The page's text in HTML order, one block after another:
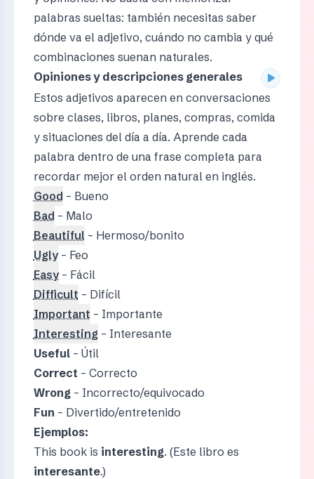
palabras sueltas: también necesitas saber
dónde va el adjetivo, cuándo no cambia y qué
combinaciones suenan naturales.
Opiniones y descripciones generales
Estos adjetivos aparecen en conversaciones
sobre clases, libros, planes, compras, comida
y situaciones del día a día. Aprende cada
palabra dentro de una frase completa para
recordar mejor el orden natural en inglés.
Good – Bueno
Bad – Malo
Beautiful – Hermoso/bonito
Ugly– Feo
Easy– Fácil
Difficult – Difícil
Important – Importante
Interesting – Interesante
Useful– Útil
Correct – Correcto
Wrong – Incorrecto/equivocado
Fun – Divertido/entretenido
Ejemplos:
This book is interesting. (Este libro es
interesante.)